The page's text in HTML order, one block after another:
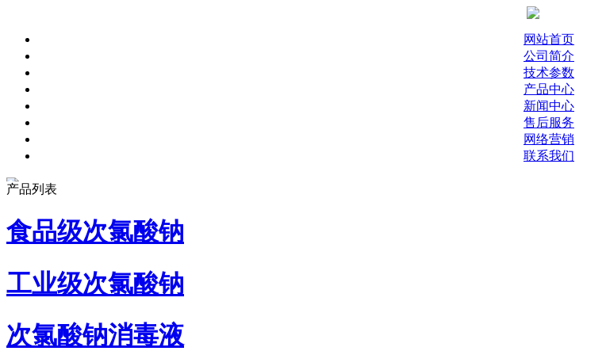
网站首页
公司简介
技术参数
产品中心
新闻中心
售后服务
网络营销
联系我们
产品列表
食品级次氯酸钠
工业级次氯酸钠
次氯酸钠消毒液